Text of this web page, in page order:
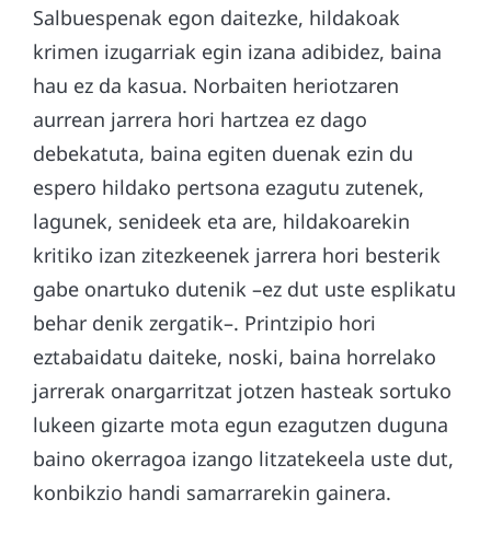
Salbuespenak egon daitezke, hildakoak
krimen izugarriak egin izana adibidez, baina
hau ez da kasua. Norbaiten heriotzaren
aurrean jarrera hori hartzea ez dago
debekatuta, baina egiten duenak ezin du
espero hildako pertsona ezagutu zutenek,
lagunek, senideek eta are, hildakoarekin
kritiko izan zitezkeenek jarrera hori besterik
gabe onartuko dutenik –ez dut uste esplikatu
behar denik zergatik–. Printzipio hori
eztabaidatu daiteke, noski, baina horrelako
jarrerak onargarritzat jotzen hasteak sortuko
lukeen gizarte mota egun ezagutzen duguna
baino okerragoa izango litzatekeela uste dut,
konbikzio handi samarrarekin gainera.